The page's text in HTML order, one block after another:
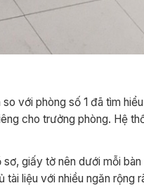
với phòng số 1 đã tìm
cho trưởng phòng. Hệ
sơ, giấy tờ nên dưới mỗi
liệu với nhiều ngăn